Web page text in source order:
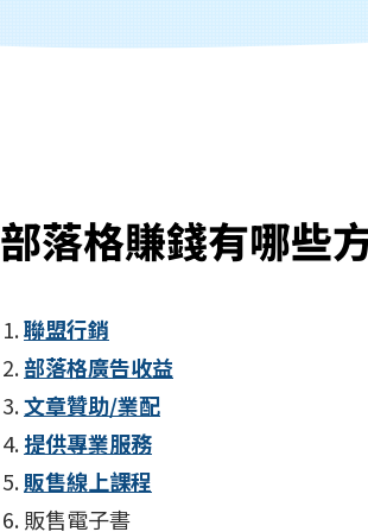
部落格賺錢有哪些
聯盟行銷
部落格廣告收益
文章贊助/業配
提供專業服務
販售線上課程
販售電子書